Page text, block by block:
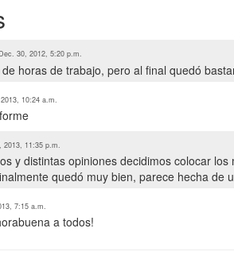
30, 2012, 5:20 p.m.
horas de trabajo, pero al final quedó
10:24 a.m.
2013, 11:35 p.m.
y distintas opiniones decidimos colocar
quedó muy bien, parece hecha de
7:15 a.m.
a todos!